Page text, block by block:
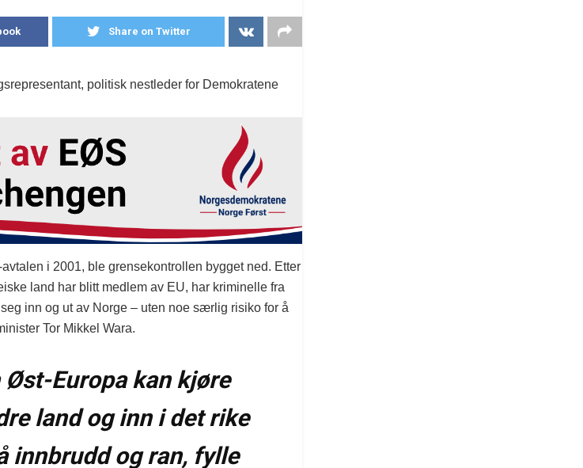
Share on Twitter
politisk nestleder for Demokratene
i 2001, ble grensekontrollen bygget ned. Etter
land har blitt medlem av EU, har kriminelle fra
inn og ut av Norge – uten noe særlig risiko for å
Tor Mikkel Wara.
Øst-Europa kan kjøre
land og inn i det rike
innbrudd og ran, fylle